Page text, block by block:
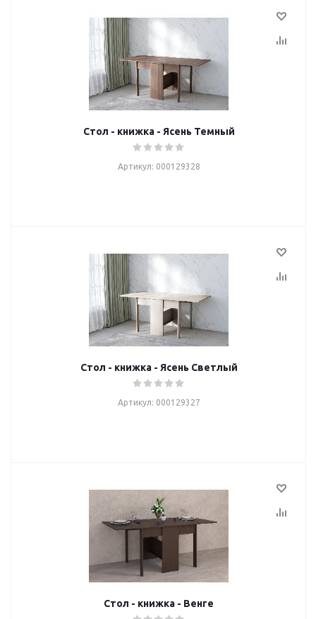
Стол - книжка - Ясень Темный
Артикул: 000129328
Стол - книжка - Ясень Светлый
Артикул: 000129327
Стол - книжка - Венге